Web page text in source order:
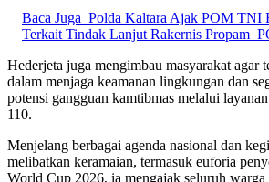
Baca Juga Polda Kaltara Ajak POM TNI
Terkait Tindak Lanjut Rakernis
Hederjeta juga mengimbau masyarakat agar
dalam menjaga keamanan lingkungan dan
potensi gangguan kamtibmas melalui
110.
Menjelang berbagai agenda nasional dan
melibatkan keramaian, termasuk euforia
World Cup 2026, ia mengajak seluruh warga